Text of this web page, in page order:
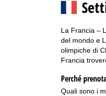
e
p
a
La Francia –
del mondo e
olimpiche di
Francia
Perché
Quali sono i